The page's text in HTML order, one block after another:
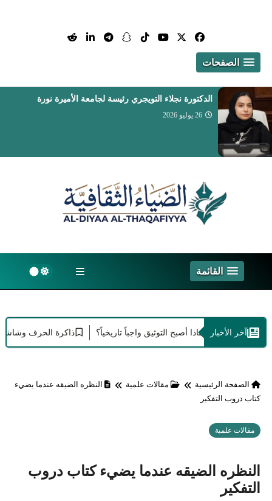
الصفحات
تعيين الدكتور أيمن بن محمد مدخلي عميداً لكلية
التمريض والعلوم الصحية
القائمة
آخر الأخبار
الإبداع: لماذا أصبح التوثيق واجباً تاريخياً؟ ذاكرة الحرف وشاشات
الصفحة الرئيسية مقالات علمية
النظره الضيقه عندما يضيء
كتاب دروب التفكير
مقالات علمية
النظره الضيقه عندما يضيء كتاب دروب
التفكير